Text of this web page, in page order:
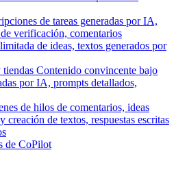
de tareas generadas por IA,
verificación, comentarios
de ideas, textos generados por
Contenido convincente bajo
por IA, prompts detallados,
de hilos de comentarios, ideas
creación de textos, respuestas escritas
de CoPilot